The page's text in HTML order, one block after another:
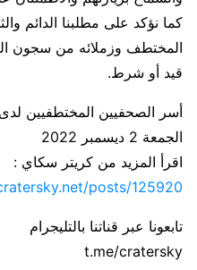
كما نؤكد على مطلبنا الدائم
المختطف وزملائه من سجون
قيد أو شرط.
أسر الصحفيين المختطفيين لدى
الجمعة 2 ديسمبر 2022
اقرأ المزيد من كريتر سكاي :
posts/125920
تابعونا عبر قناتنا بالتليجرام
t.me/cratersky